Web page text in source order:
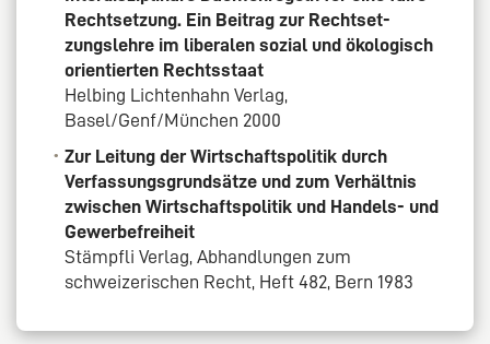
Rechtsetzung. Ein Beitrag zur Rechtset-
zungslehre im liberalen sozial und ökologisch
orientierten Rechtsstaat
Helbing Lichtenhahn Verlag,
Basel/Genf/München 2000
Zur Leitung der Wirtschaftspolitik durch
Verfassungsgrundsätze und zum Verhältnis
zwischen Wirtschaftspolitik und Handels- und
Gewerbefreiheit
Stämpfli Verlag, Abhandlungen zum
schweizerischen Recht, Heft 482, Bern 1983